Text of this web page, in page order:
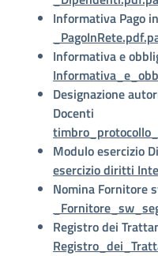
Informativa Pago
Informativa e
Designazione
Docenti
Modulo esercizio
esercizio diritti
Nomina Fornitore
Registro dei